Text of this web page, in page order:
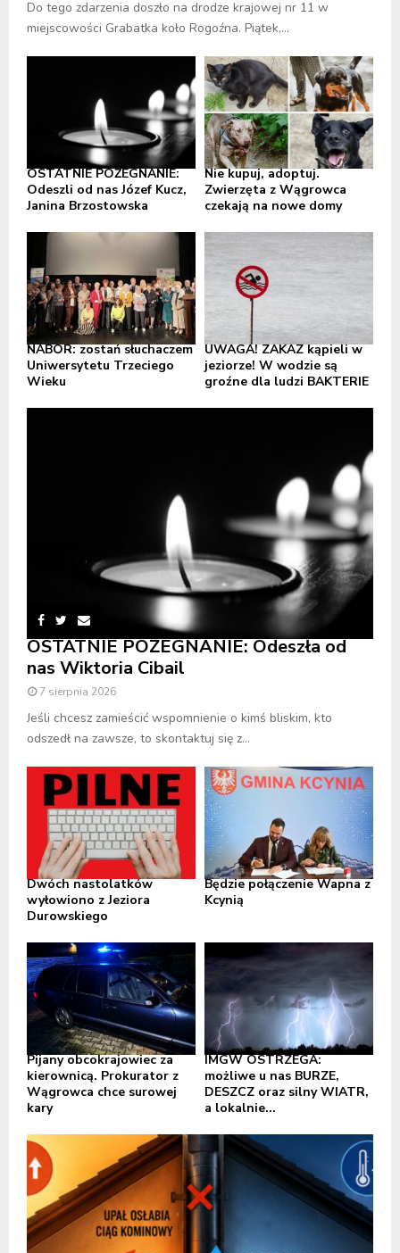
Do tego zdarzenia doszło na drodze krajowej nr 11 w
miejscowości Grabatka koło Rogoźna. Piątek,...
OSTATNIE POŻEGNANIE:
Odeszli od nas Józef Kucz,
Janina Brzostowska
Nie kupuj, adoptuj.
Zwierzęta z Wągrowca
czekają na nowe domy
NABÓR: zostań słuchaczem
Uniwersytetu Trzeciego
Wieku
UWAGA! ZAKAZ kąpieli w
jeziorze! W wodzie są
groźne dla ludzi BAKTERIE
OSTATNIE POŻEGNANIE: Odeszła od
nas Wiktoria Cibail
7 sierpnia 2026
Jeśli chcesz zamieścić wspomnienie o kimś bliskim, kto
odszedł na zawsze, to skontaktuj się z...
Dwóch nastolatków
wyłowiono z Jeziora
Durowskiego
Będzie połączenie Wapna z
Kcynią
Pijany obcokrajowiec za
kierownicą. Prokurator z
Wągrowca chce surowej
kary
IMGW OSTRZEGA:
możliwe u nas BURZE,
DESZCZ oraz silny WIATR,
a lokalnie...